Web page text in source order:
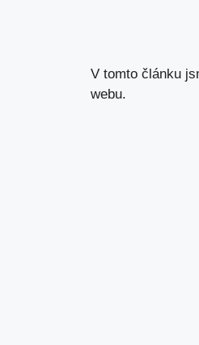
V tomto článku
webu.